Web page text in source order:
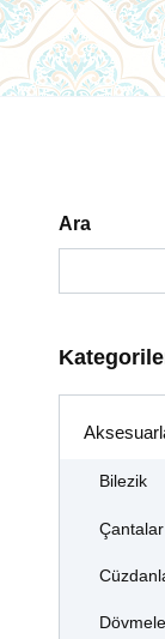
Ara
Bilezik
Çantalar